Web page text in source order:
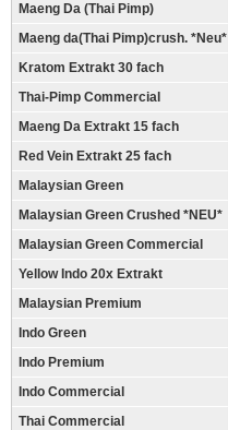
Maeng Da (Thai Pimp)
Maeng da(Thai Pimp)crush. *Neu*
Kratom Extrakt 30 fach
Thai-Pimp Commercial
Maeng Da Extrakt 15 fach
Red Vein Extrakt 25 fach
Malaysian Green
Malaysian Green Crushed *NEU*
Malaysian Green Commercial
Yellow Indo 20x Extrakt
Malaysian Premium
Indo Green
Indo Premium
Indo Commercial
Thai Commercial